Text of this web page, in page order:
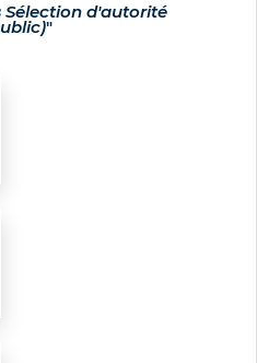
Sélection d'autorité
"